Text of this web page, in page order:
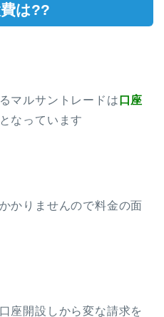
は??
マルサントレードは 口座
なっています
かりませんので料金の面
座開設しから変な請求を